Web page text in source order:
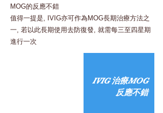
MOG的反應不錯
值得一提是, IVIG亦可作為MOG長期治療方法之
一, 若以此長期使用去防復發, 就需每三至四星期
進行一次
IVIG 治療MOG​
反應不錯